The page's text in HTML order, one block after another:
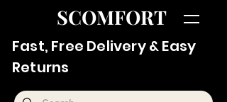
SCOMFORT
Fast, Free Delivery & Easy
Returns